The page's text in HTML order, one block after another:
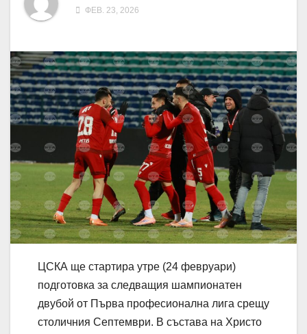
ФЕВ. 23, 2026
ЦСКА ще стартира утре (24 февруари)
подготовка за следващия шампионатен
двубой от Първа професионална лига срещу
столичния Септември. В състава на Христо